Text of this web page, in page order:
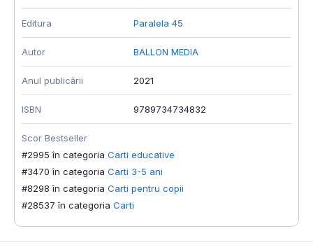
Editura Paralela 45
Autor BALLON MEDIA
Anul publicării 2021
ISBN 9789734734832
Scor Bestseller
#2995 în categoria Carti educative
#3470 în categoria Carti 3-5 ani
#8298 în categoria Carti pentru copii
#28537 în categoria Carti